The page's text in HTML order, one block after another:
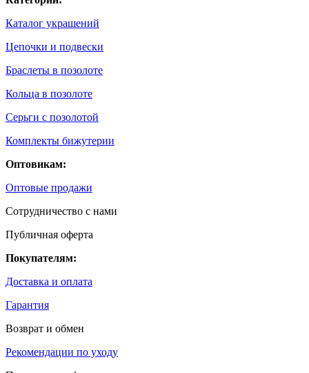
Каталог украшений
Цепочки и подвески
Браслеты в позолоте
Кольца в позолоте
Серьги с позолотой
Комплекты бижутерии
Оптовикам:
Оптовые продажи
Сотрудничество с нами
Публичная оферта
Покупателям:
Доставка и оплата
Гарантия
Возврат и обмен
Рекомендации по уходу